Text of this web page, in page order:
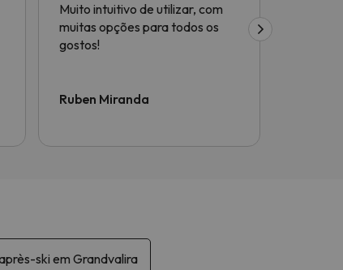
Muito intuitivo de utilizar, com
muitas opções para todos os
gostos!
Ruben Miranda
ski em Grandvalira